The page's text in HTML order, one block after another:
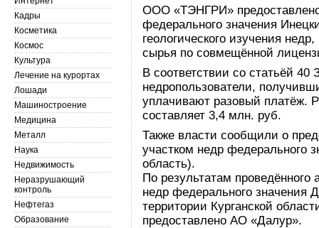
ООО «ТЭНГРИ» предоставлено
федерального значения
геологического изучения
сырья по совмещённой
В соответствии со статьёй
недропользователи,
уплачивают разовый платёж.
составляет 3,4 млн. руб.
Также власти сообщили о
участком недр федерального
область).
По результатам проведённого
недр федерального значения
территории Курганской
предоставлено АО «Далур».
Кадры
Косметика
Космос
Культура
Лечение на курортах
Лошади
Машиностроение
Медицина
Металл
Наука
Недвижимость
Неразрушающий
контроль
Нефтегаз
Образование